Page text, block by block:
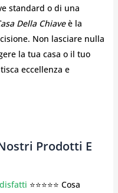
standard o di una
Della Chiaveè la
Non lasciare nulla
la tua casa o il tuo
eccellenza e
Prodotti E
⭐⭐⭐⭐⭐ Cosa